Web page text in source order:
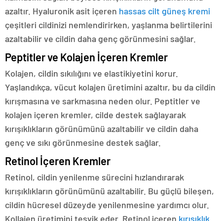
azaltır. Hyaluronik asit içeren hassas cilt güneş kremi
çeşitleri cildinizi nemlendirirken, yaşlanma belirtilerini
azaltabilir ve cildin daha genç görünmesini sağlar.
Peptitler ve Kolajen İçeren Kremler
Kolajen, cildin sıkılığını ve elastikiyetini korur.
Yaşlandıkça, vücut kolajen üretimini azaltır, bu da cildin
kırışmasına ve sarkmasına neden olur. Peptitler ve
kolajen içeren kremler, cilde destek sağlayarak
kırışıklıkların görünümünü azaltabilir ve cildin daha
genç ve sıkı görünmesine destek sağlar.
Retinol İçeren Kremler
Retinol, cildin yenilenme sürecini hızlandırarak
kırışıklıkların görünümünü azaltabilir. Bu güçlü bileşen,
cildin hücresel düzeyde yenilenmesine yardımcı olur.
Kollajen üretimini teşvik eder. Retinol içeren kırışıklık